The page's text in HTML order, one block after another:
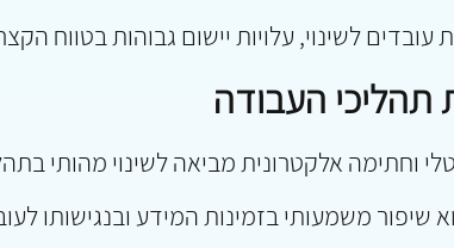
לשינוי, עלויות יישום גבוהות בטווח
תהליכי העבודה
וחתימה אלקטרונית מביאה לשינוי מהותי
שיפור משמעותי בזמינות המידע ובנגישותו